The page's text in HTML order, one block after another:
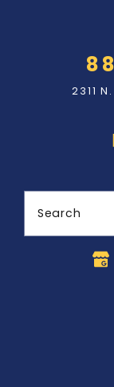
2311
Search